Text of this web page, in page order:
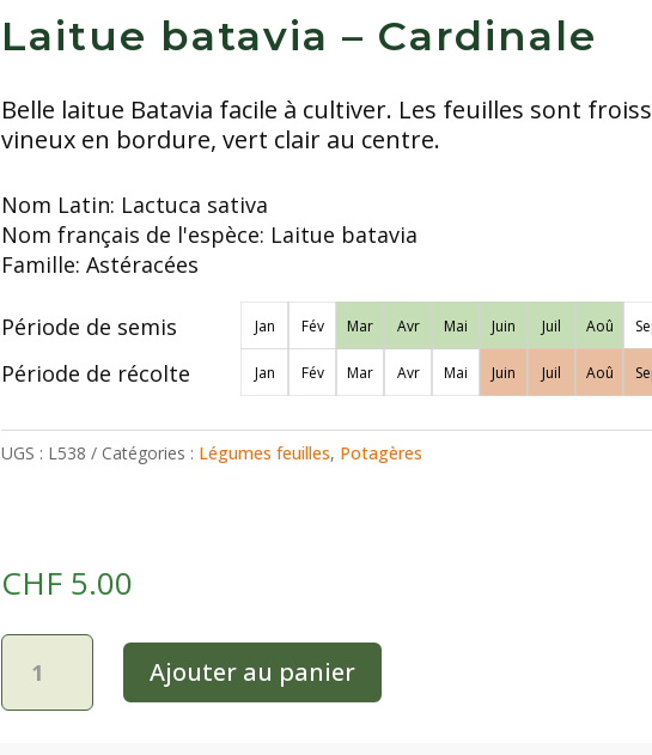
Laitue batavia – Cardinale
Belle laitue Batavia facile à cultiver. Les feuilles sont
vineux en bordure, vert clair au centre.
Nom Latin: Lactuca sativa
Nom français de l'espèce: Laitue batavia
Famille: Astéracées
Période de semis Jan Fév Mar Avr Mai Juin Juil Aoû
Période de récolte Jan Fév Mar Avr Mai Juin Juil Aoû
UGS : L538 Catégories : Légumes feuilles, Potagères
CHF5.00
quantité
Laitue
Ajouter au panier